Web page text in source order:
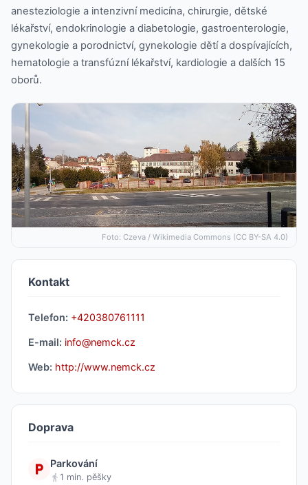
anesteziologie a intenzivní medicína, chirurgie, dětské
lékařství, endokrinologie a diabetologie, gastroenterologie,
gynekologie a porodnictví, gynekologie dětí a dospívajících,
hematologie a transfúzní lékařství, kardiologie a dalších 15
oborů.
Foto: Czeva / Wikimedia Commons (CC BY-SA 4.0)
Kontakt
Telefon: +420380761111
E-mail: info@nemck.cz
Web: http://www.nemck.cz
Doprava
Parkování
1 min. pěšky